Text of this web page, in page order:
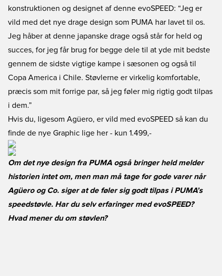
konstruktionen og designet af denne evoSPEED: “Jeg er
vild med det nye drage design som PUMA har lavet til os.
Jeg håber at denne japanske drage også står for held og
succes, for jeg får brug for begge dele til at yde mit bedste
gennem de sidste vigtige kampe i sæsonen og også til
Copa America i Chile. Støvlerne er virkelig komfortable,
præcis som mit forrige par, så jeg føler mig rigtig godt tilpas
i dem.”
Hvis du, ligesom Agüero, er vild med evoSPEED så kan du
finde de nye Graphic lige her - kun 1.499,-
Om det nye design fra PUMA også bringer held melder
historien intet om, men man må tage for gode varer når
Agüero og Co. siger at de føler sig godt tilpas i PUMA’s
speedstøvle. Har du selv erfaringer med evoSPEED?
Hvad mener du om støvlen?